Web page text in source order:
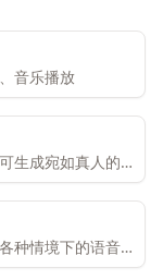
音乐播放
生成宛如真人的歌
种情境下的语音表